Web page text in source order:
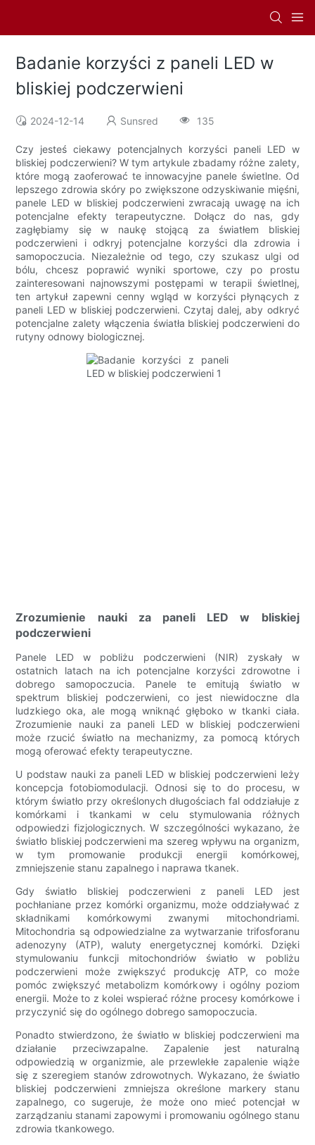
Badanie korzyści z paneli LED w
bliskiej podczerwieni
2024-12-14 Sunsred 135
Czy jesteś ciekawy potencjalnych korzyści paneli LED w
bliskiej podczerwieni? W tym artykule zbadamy różne zalety,
które mogą zaoferować te innowacyjne panele świetlne. Od
lepszego zdrowia skóry po zwiększone odzyskiwanie mięśni,
panele LED w bliskiej podczerwieni zwracają uwagę na ich
potencjalne efekty terapeutyczne. Dołącz do nas, gdy
zagłębiamy się w naukę stojącą za światłem bliskiej
podczerwieni i odkryj potencjalne korzyści dla zdrowia i
samopoczucia. Niezależnie od tego, czy szukasz ulgi od
bólu, chcesz poprawić wyniki sportowe, czy po prostu
zainteresowani najnowszymi postępami w terapii świetlnej,
ten artykuł zapewni cenny wgląd w korzyści płynących z
paneli LED w bliskiej podczerwieni. Czytaj dalej, aby odkryć
potencjalne zalety włączenia światła bliskiej podczerwieni do
rutyny odnowy biologicznej.
Zrozumienie nauki za paneli LED w bliskiej
podczerwieni
Panele LED w pobliżu podczerwieni (NIR) zyskały w
ostatnich latach na ich potencjalne korzyści zdrowotne i
dobrego samopoczucia. Panele te emitują światło w
spektrum bliskiej podczerwieni, co jest niewidoczne dla
ludzkiego oka, ale mogą wniknąć głęboko w tkanki ciała.
Zrozumienie nauki za paneli LED w bliskiej podczerwieni
może rzucić światło na mechanizmy, za pomocą których
mogą oferować efekty terapeutyczne.
U podstaw nauki za paneli LED w bliskiej podczerwieni leży
koncepcja fotobiomodulacji. Odnosi się to do procesu, w
którym światło przy określonych długościach fal oddziałuje z
komórkami i tkankami w celu stymulowania różnych
odpowiedzi fizjologicznych. W szczególności wykazano, że
światło bliskiej podczerwieni ma szereg wpływu na organizm,
w tym promowanie produkcji energii komórkowej,
zmniejszenie stanu zapalnego i naprawa tkanek.
Gdy światło bliskiej podczerwieni z paneli LED jest
pochłaniane przez komórki organizmu, może oddziaływać z
składnikami komórkowymi zwanymi mitochondriami.
Mitochondria są odpowiedzialne za wytwarzanie trifosforanu
adenozyny (ATP), waluty energetycznej komórki. Dzięki
stymulowaniu funkcji mitochondriów światło w pobliżu
podczerwieni może zwiększyć produkcję ATP, co może
pomóc zwiększyć metabolizm komórkowy i ogólny poziom
energii. Może to z kolei wspierać różne procesy komórkowe i
przyczynić się do ogólnego dobrego samopoczucia.
Ponadto stwierdzono, że światło w bliskiej podczerwieni ma
działanie przeciwzapalne. Zapalenie jest naturalną
odpowiedzią w organizmie, ale przewlekłe zapalenie wiąże
się z szeregiem stanów zdrowotnych. Wykazano, że światło
bliskiej podczerwieni zmniejsza określone markery stanu
zapalnego, co sugeruje, że może ono mieć potencjał w
zarządzaniu stanami zapowymi i promowaniu ogólnego stanu
zdrowia tkankowego.